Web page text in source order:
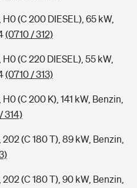
(C 200 DIESEL), 65 kW,
(0710 / 312)
(C 220 DIESEL), 55 kW,
(0710 / 313)
(C 200 K), 141 kW, Benzin,
314)
(C 180 T), 89 kW, Benzin,
(C 180 T), 90 kW, Benzin,